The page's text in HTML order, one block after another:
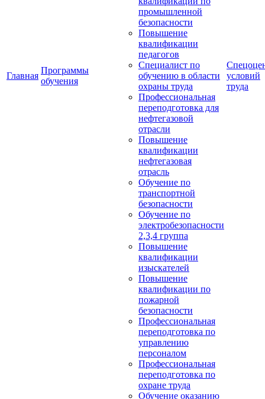
Главная
Программы
обучения
промышленной
безопасности
Повышение
квалификации
педагогов
Специалист по
обучению в области
охраны труда
Профессиональная
переподготовка для
нефтегазовой
отрасли
Повышение
квалификации
нефтегазовая
отрасль
Обучение по
транспортной
безопасности
Обучение по
электробезопасности
2,3,4 группа
Повышение
квалификации
изыскателей
Повышение
квалификации по
пожарной
безопасности
Профессиональная
переподготовка по
управлению
персоналом
Профессиональная
переподготовка по
охране труда
Обучение оказанию
условий
труда